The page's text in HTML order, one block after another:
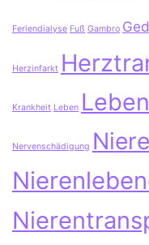
Feriendialyse Fuß Gambro
Herzinfarkt
Krankheit Leben
Nervenschädigung Niere